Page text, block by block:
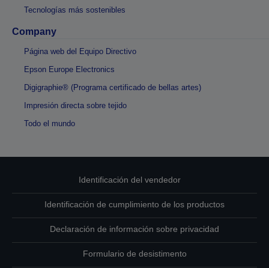
Tecnologías más sostenibles
Company
Página web del Equipo Directivo
Epson Europe Electronics
Digigraphie® (Programa certificado de bellas artes)
Impresión directa sobre tejido
Todo el mundo
Identificación del vendedor
Identificación de cumplimiento de los productos
Declaración de información sobre privacidad
Formulario de desistimento